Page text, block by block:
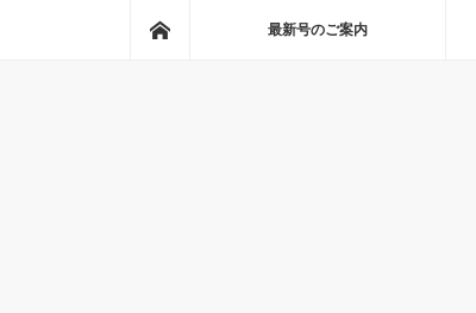
最新号のご案内